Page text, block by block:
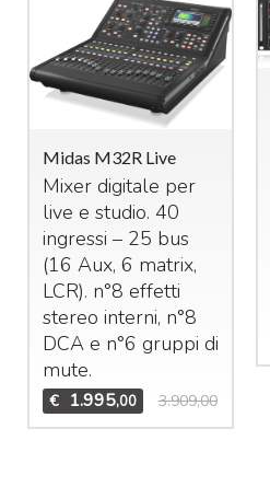
Midas M32R Live
Mixer digitale per
live e studio. 40
ingressi – 25 bus
(16 Aux, 6 matrix,
LCR). n°8 effetti
stereo interni, n°8
DCAe n°6 gruppi di
mute.
€ 1.995,00 3.909,00